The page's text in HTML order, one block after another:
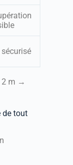
sécurisé
2 m →
de tout